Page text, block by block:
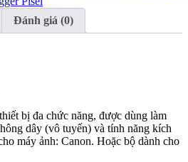
Đánh giá (0)
bị đa chức năng, được dùng làm
dây (vô tuyến) và tính năng kích
máy ảnh: Canon. Hoặc bộ dành cho